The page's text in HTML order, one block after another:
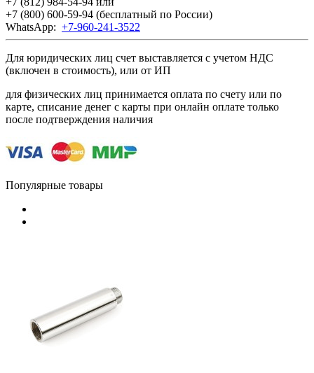
+7 (800) 600-59-94 (бесплатный по России)
WhatsApp: +7-960-241-3522
Для юридических лиц счет выставляется с учетом НДС
(включен в стоимость), или от ИП
для физических лиц принимается оплата по счету или по
карте, списание денег с карты при онлайн оплате только
после подтверждения наличия
Популярные товары